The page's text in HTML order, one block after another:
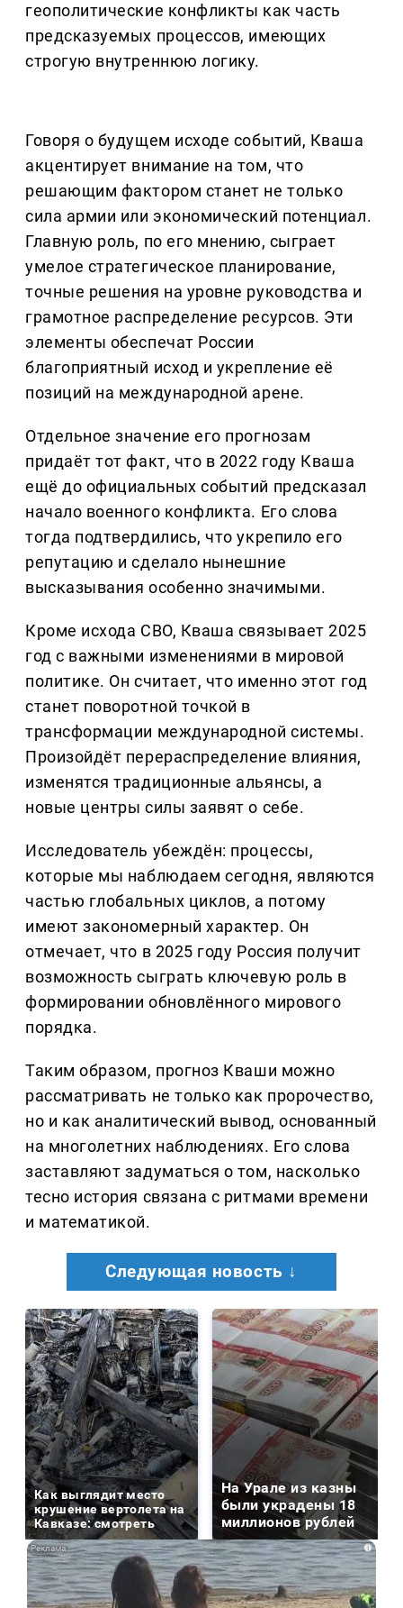
геополитические конфликты как часть
предсказуемых процессов, имеющих
строгую внутреннюю логику.
Говоря о будущем исходе событий, Кваша
акцентирует внимание на том, что
решающим фактором станет не только
сила армии или экономический потенциал.
Главную роль, по его мнению, сыграет
умелое стратегическое планирование,
точные решения на уровне руководства и
грамотное распределение ресурсов. Эти
элементы обеспечат России
благоприятный исход и укрепление её
позиций на международной арене.
Отдельное значение его прогнозам
придаёт тот факт, что в 2022 году Кваша
ещё до официальных событий предсказал
начало военного конфликта. Его слова
тогда подтвердились, что укрепило его
репутацию и сделало нынешние
высказывания особенно значимыми.
Кроме исхода СВО, Кваша связывает 2025
год с важными изменениями в мировой
политике. Он считает, что именно этот год
станет поворотной точкой в
трансформации международной системы.
Произойдёт перераспределение влияния,
изменятся традиционные альянсы, а
новые центры силы заявят о себе.
Исследователь убеждён: процессы,
которые мы наблюдаем сегодня, являются
частью глобальных циклов, а потому
имеют закономерный характер. Он
отмечает, что в 2025 году Россия получит
возможность сыграть ключевую роль в
формировании обновлённого мирового
порядка.
Таким образом, прогноз Кваши можно
рассматривать не только как пророчество,
но и как аналитический вывод, основанный
на многолетних наблюдениях. Его слова
заставляют задуматься о том, насколько
тесно история связана с ритмами времени
и математикой.
Следующая новость ↓
Как выглядит место
крушение вертолета на
Кавказе: смотреть
На Урале из казны
были украдены 18
миллионов рублей
i